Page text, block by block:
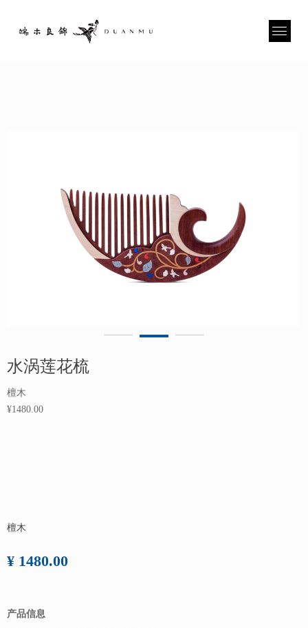
水涡莲花梳
檀木
¥1480.00
檀木
¥ 1480.00
产品信息